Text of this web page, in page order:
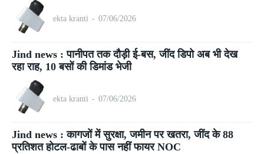
ekta kranti - 07/06/2026
Jind news : पानीपत तक दौड़ी ई-बस, जींद डिपो अब भी देख
रहा राह, 10 बसों की डिमांड भेजी
ekta kranti - 07/06/2026
Jind news : कागजों में सुरक्षा, जमीन पर खतरा, जींद के 88
प्रतिशत होटल-ढाबों के पास नहीं फायर NOC